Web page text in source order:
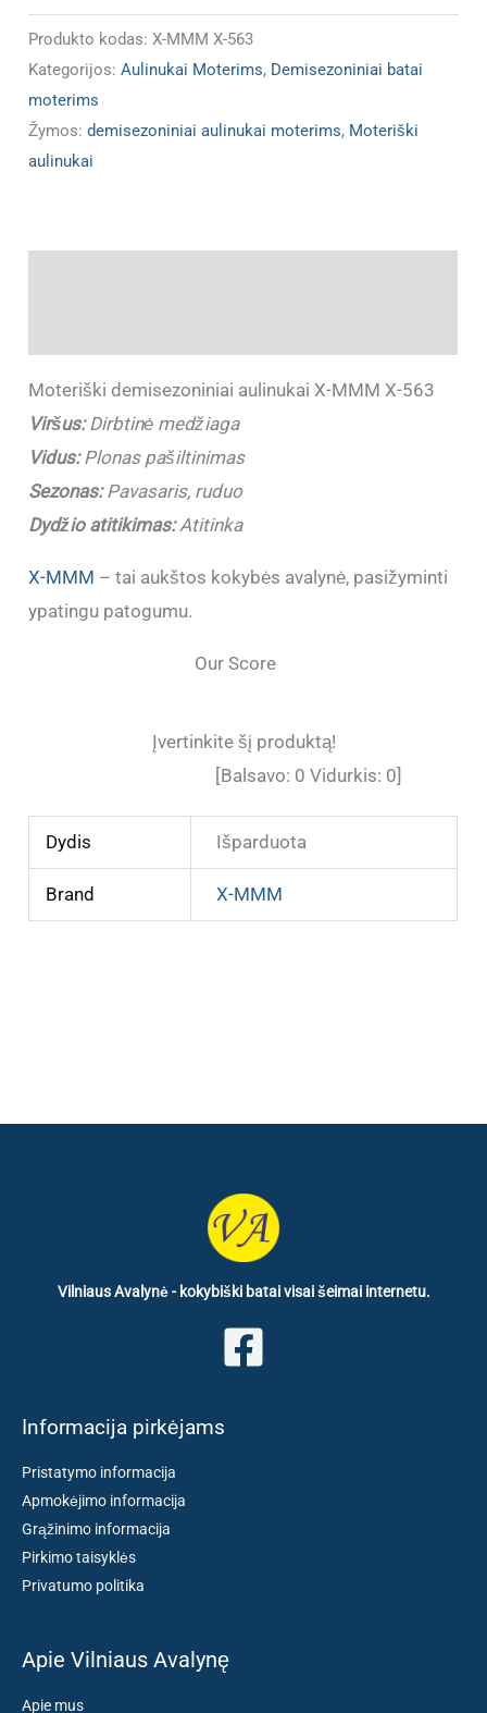
(IŠPARDUOTA)
Produkto kodas:X-MMM X-563
Kategorijos:Aulinukai Moterims, Demisezoniniai batai
moterims
Žymos:demisezoniniai aulinukai moterims, Moteriški
aulinukai
Moteriški demisezoniniai aulinukai X-MMM X-563
Viršus:Dirbtinė medžiaga
Vidus:Plonas pašiltinimas
Sezonas:Pavasaris, ruduo
Dydžio atitikimas:Atitinka
X-MMM – tai aukštos kokybės avalynė, pasižyminti
ypatingu patogumu.
Our Score
Įvertinkite šį produktą!
[Balsavo: 0 Vidurkis: 0]
Dydis Išparduota
Brand X-MMM
Vilniaus Avalynė - kokybiški batai visai šeimai internetu.
Informacija pirkėjams
Pristatymo informacija
Apmokėjimo informacija
Grąžinimo informacija
Pirkimo taisyklės
Privatumo politika
Apie Vilniaus Avalynę
Apie mus